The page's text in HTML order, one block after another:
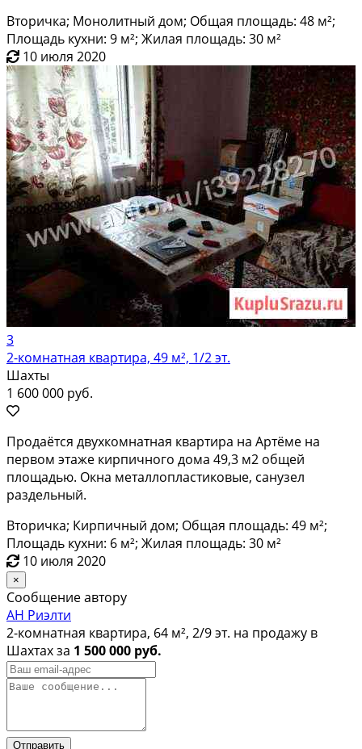
Вторичка; Монолитный дом; Общая площадь: 48 м²;
Площадь кухни: 9 м²; Жилая площадь: 30 м²
10 июля 2020
3
2-комнатная квартира, 49 м², 1/2 эт.
Шахты
1 600 000 руб.
Продаётся двухкомнатная квартира на Артёме на
первом этаже кирпичного дома 49,3 м2 общей
площадью. Окна металлопластиковые, санузел
раздельный.
Вторичка; Кирпичный дом; Общая площадь: 49 м²;
Площадь кухни: 6 м²; Жилая площадь: 30 м²
10 июля 2020
×
Сообщение автору
АН Риэлти
2-комнатная квартира, 64 м², 2/9 эт. на продажу в
Шахтах за 1 500 000 руб.
Отправить